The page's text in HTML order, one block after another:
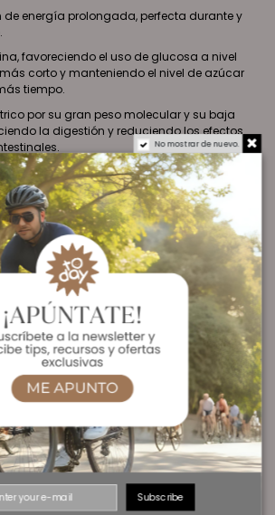
de energía prolongada, perfecta durante y
favoreciendo el uso de glucosa a nivel
corto y manteniendo el nivel de azúcar
tiempo.
por su gran peso molecular y su baja
la digestión y reduciendo los efectos
de grasa.
y con 200 kcal, contienen 50 g de
en proporción 1:1 para hidratos de carbono
son naturales consiguiendo sabores
no contienen cafeína
Ver Oferta en Amazon
MODO DE EMPLEO:
de ejercicio. Tomarlos con 300ml de agua
No mostrar de nuevo.
Subscribe